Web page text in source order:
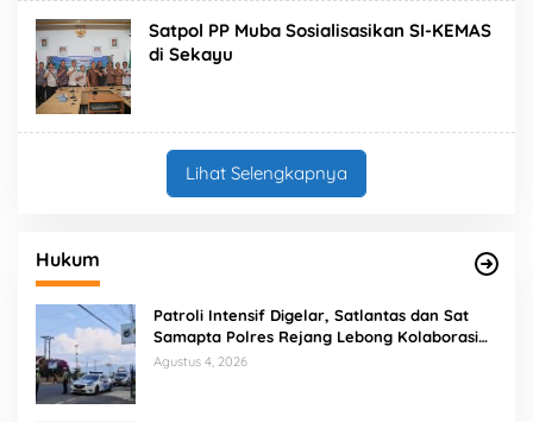
Satpol PP Muba Sosialisasikan SI-KEMAS
di Sekayu
Lihat Selengkapnya
Hukum
Patroli Intensif Digelar, Satlantas dan Sat
Samapta Polres Rejang Lebong Kolaborasi
Berantas Balap Liar
Agustus 4, 2026